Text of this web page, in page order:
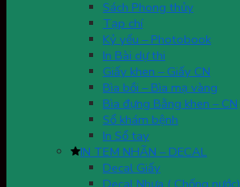
Sách Phong thủy
Tạp chí
Kỷ yếu – Photobook
In Bài dự thi
Giấy khen – Giấy CN
Bìa bồi – Bìa mạ vàng
Bìa đựng Bằng khen – CN
Sổ khám bệnh
In Sổ tay
IN TEM NHÃN – DECAL
Decal Giấy